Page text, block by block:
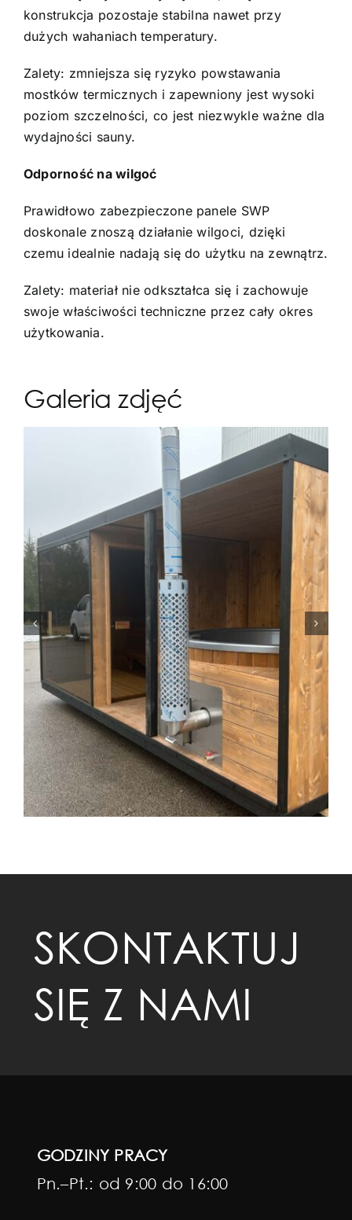
konstrukcja pozostaje stabilna nawet przy
dużych wahaniach temperatury.
Zalety: zmniejsza się ryzyko powstawania
mostków termicznych i zapewniony jest wysoki
poziom szczelności, co jest niezwykle ważne dla
wydajności sauny.
Odporność na wilgoć
Prawidłowo zabezpieczone panele SWP
doskonale znoszą działanie wilgoci, dzięki
czemu idealnie nadają się do użytku na zewnątrz.
Zalety: materiał nie odkształca się i zachowuje
swoje właściwości techniczne przez cały okres
użytkowania.
Galeria zdjęć
SKONTAKTUJ
SIĘ Z NAMI
GODZINY PRACY
Pn.–Pt.: od 9:00 do 16:00